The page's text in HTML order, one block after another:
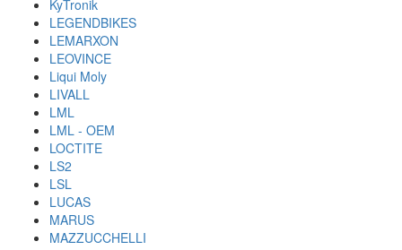
KyTronik
LEGENDBIKES
LEMARXON
LEOVINCE
Liqui Moly
LIVALL
LML
LML - OEM
LOCTITE
LS2
LSL
LUCAS
MARUS
MAZZUCCHELLI